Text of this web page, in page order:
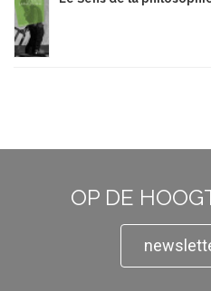
OP DE